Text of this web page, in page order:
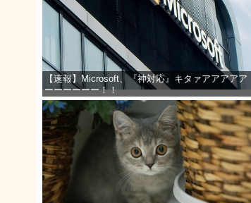
【速報】Microsoft、『神対応』キタァアアアアア
ーーーーーー！！